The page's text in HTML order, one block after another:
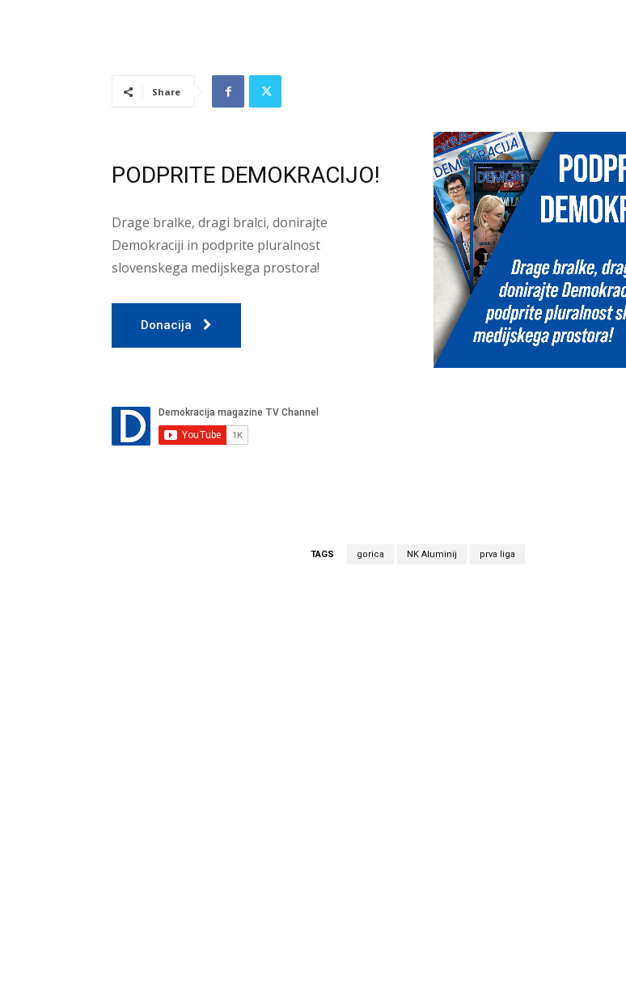
Share
PODPRITE DEMOKRACIJO!
Drage bralke, dragi bralci, donirajte
Demokraciji in podprite pluralnost
slovenskega medijskega prostora!
Donacija
TAGS gorica NK Aluminij prva liga